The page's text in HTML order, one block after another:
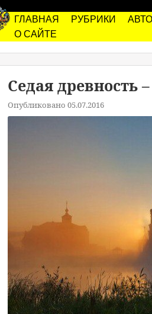
ГЛАВНАЯ РУБРИКИ
О САЙТЕ
Седая древность
Опубликовано 05.07.2016